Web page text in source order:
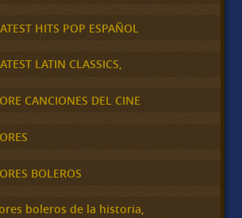
HITS POP ESPAÑOL
LATIN CLASSICS,
CANCIONES DEL CINE
BOLEROS
boleros de la historia,